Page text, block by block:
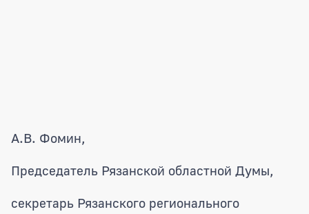
А.В. Фомин,
Председатель Рязанской областной Думы,
секретарь Рязанского регионального